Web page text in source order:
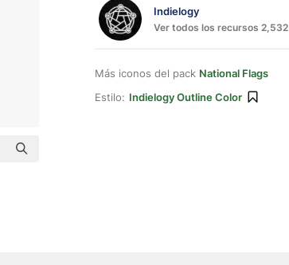
Indielogy
Ver todos los recursos 2,532
Más iconos del pack National Flags
Estilo: Indielogy Outline Color